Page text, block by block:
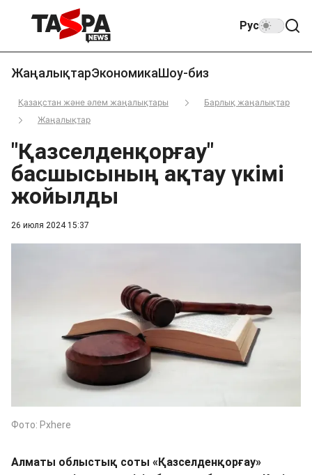
Рус
ЖаңалықтарЭкономикаШоу-биз
Қазақстан және әлем жаңалықтары
Барлық жаңалықтар
Жаңалықтар
26 июля 2024 15:37
"Қазселденқорғау"
басшысының ақтау үкімі
жойылды
Фото: Pxhere
Алматы облыстық соты «Қазселденқорғау»